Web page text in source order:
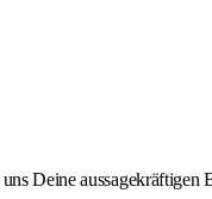
Deine